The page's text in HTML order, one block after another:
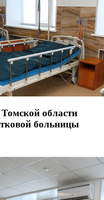
области
больницы